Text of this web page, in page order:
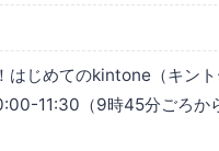
はじめてのkintone（キン
11:30（9時45分ごろか